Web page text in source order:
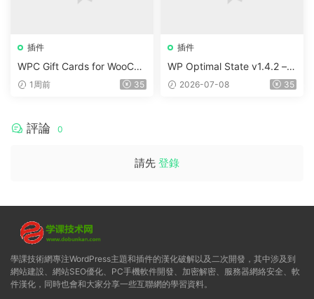
插件
WPC Gift Cards for WooCo
mmerce (Premium) v1.0.2
1周前 35
插件
WP Optimal State v1.4.2 –
WordPress 優化、清理和安
2026-07-08 35
評論 0
請先 登錄
學課技術網專注WordPress主題和插件的漢化破解以及二次開發，其中涉及到
網站建設、網站SEO優化、PC手機軟件開發、加密解密、服務器網絡安全、軟
件漢化，同時也會和大家分享一些互聯網的學習資料。